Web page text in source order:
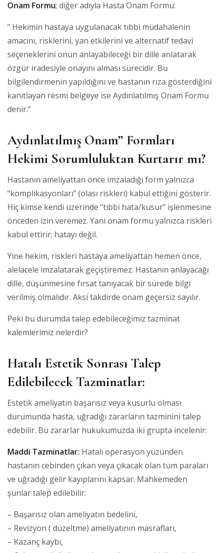
Onam Formu; diğer adıyla Hasta Onam Formu:
” Hekimin hastaya uygulanacak tıbbi müdahalenin
amacını, risklerini, yan etkilerini ve alternatif tedavi
seçeneklerini onun anlayabileceği bir dille anlatarak
özgür iradesiyle onayını alması sürecidir. Bu
bilgilendirmenin yapıldığını ve hastanın rıza gösterdiğini
kanıtlayan resmi belgeye ise Aydınlatılmış Onam Formu
denir.”
Aydınlatılmış Onam” Formları
Hekimi Sorumluluktan Kurtarır mı?
Hastanın ameliyattan önce imzaladığı form yalnızca
“komplikasyonları” (olası riskleri) kabul ettiğini gösterir.
Hiç kimse kendi üzerinde “tıbbi hata/kusur” işlenmesine
önceden izin veremez. Yani onam formu yalnızca riskleri
kabul ettirir; hatayı değil.
Yine hekim, riskleri hastaya ameliyattan hemen önce,
alelacele imzalatarak geçiştiremez. Hastanın anlayacağı
dille, düşünmesine fırsat tanıyacak bir sürede bilgi
verilmiş olmalıdır. Aksi takdirde onam geçersiz sayılır.
Peki bu durumda talep edebileceğimiz tazminat
kalemlerimiz nelerdir?
Hatalı Estetik Sonrası Talep
Edilebilecek Tazminatlar:
Estetik ameliyatın başarısız veya kusurlu olması
durumunda hasta, uğradığı zararların tazminini talep
edebilir. Bu zararlar hukukumuzda iki grupta incelenir:
Maddi Tazminatlar: Hatalı operasyon yüzünden
hastanın cebinden çıkan veya çıkacak olan tüm paraları
ve uğradığı gelir kayıplarını kapsar. Mahkemeden
şunlar talep edilebilir:
– Başarısız olan ameliyatın bedelini,
– Revizyon ( düzeltme) ameliyatının masrafları,
– Kazanç kaybı,